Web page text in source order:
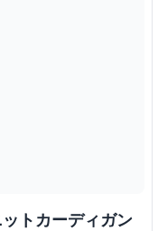
トカーディガン